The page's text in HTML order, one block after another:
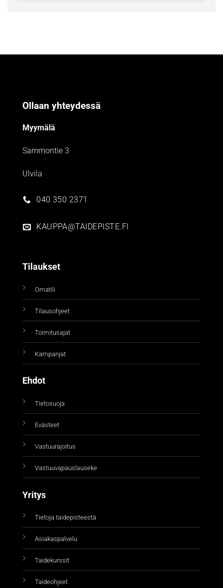
Ollaan yhteydessä
Myymälä
Sammontie 3
Ulvila
040 350 2371
KAUPPA@TAIDEPISTE.FI
Tilaukset
Omatili
Tilausohjeet
Toimitusajat
Kampanjat
Ehdot
Tietosuoja
Evästeet
Vastuurajoitus
Vastuuvapauslauseke
Yritys
Tietoja taidepisteestä
Asiakaspalvelu
Taidekurssit
Taideohjeet